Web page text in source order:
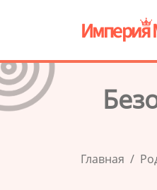
Главная